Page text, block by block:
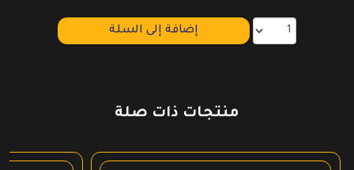
إضافة إلى السلة
منتجات ذات صلة